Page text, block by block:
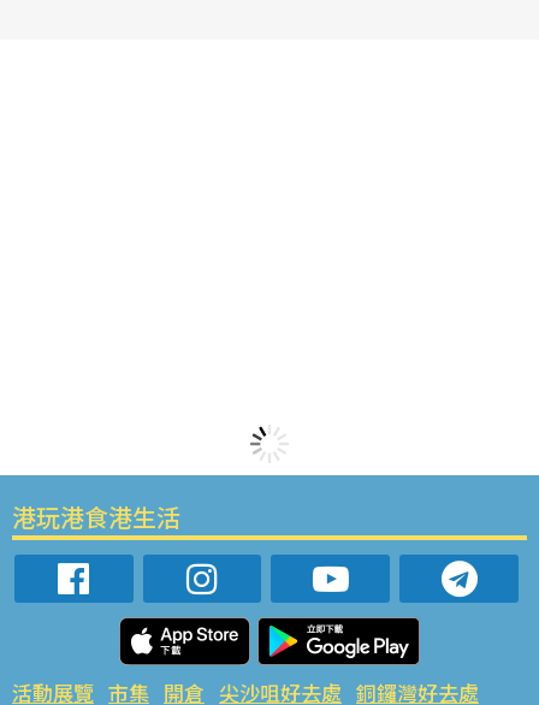
港玩港食港生活
活動展覽 市集 開倉 尖沙咀好去處 銅鑼灣好去處